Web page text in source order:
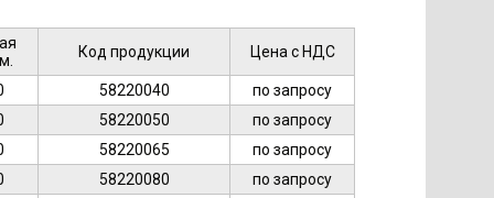
Код продукции Цена с НДС
58220040
по запросу
58220050
по запросу
58220065
по запросу
58220080
по запросу